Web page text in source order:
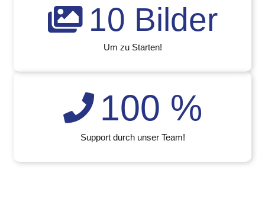
10 Bilder
Um zu Starten!
100 %
Support durch unser Team!